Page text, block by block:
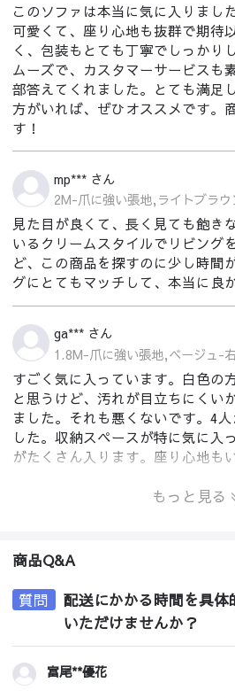
このソファは本当に気に入りまし
可愛くて、座り心地も抜群で期待
く、包装もとても丁寧でしっかり
ムーズで、カスタマーサービスも
部答えてくれました。とても満足
方がいれば、ぜひオススメです。
す！
mp*** さん
2M-爪に強い張地,ライトブラ
見た目が良くて、長く見ても飽き
いるクリームスタイルでリビング
ど、この商品を探すのに少し時間
グにとてもマッチして、本当に良
ga*** さん
1.8M-爪に強い張地,ベージュ-
すごく気に入っています。白色の
と思うけど、汚れが目立ちにくい
ました。それも悪くないです。4
した。収納スペースが特に気に入
がたくさん入ります。座り心地も
もっと見る
商品Q&A
質問
配送にかかる時間を具体
いただけませんか？
富尾**優花